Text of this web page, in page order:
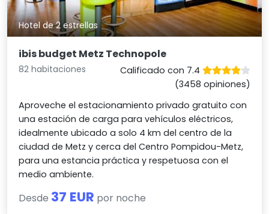
Hotel de 2 estrellas
ibis budget Metz Technopole
82 habitaciones
Calificado con 7.4
(3458 opiniones)
Aproveche el estacionamiento privado gratuito con
una estación de carga para vehículos eléctricos,
idealmente ubicado a solo 4 km del centro de la
ciudad de Metz y cerca del Centro Pompidou-Metz,
para una estancia práctica y respetuosa con el
medio ambiente.
Desde 37 EUR por noche